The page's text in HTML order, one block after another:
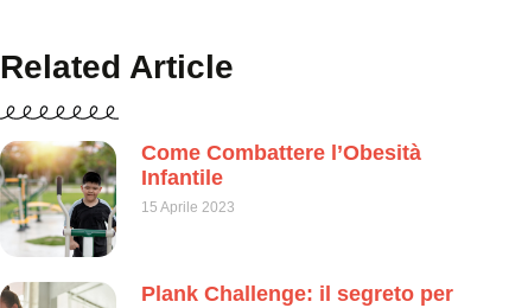
Related Article
Come Combattere l’Obesità
Infantile
15 Aprile 2023
Plank Challenge: il segreto per